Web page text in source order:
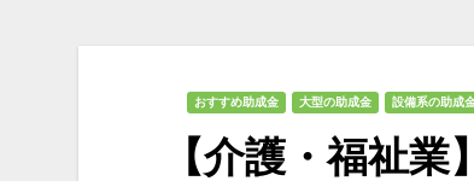
おすすめ助成金 大型の助成金 設備系の助成
【介護・福祉